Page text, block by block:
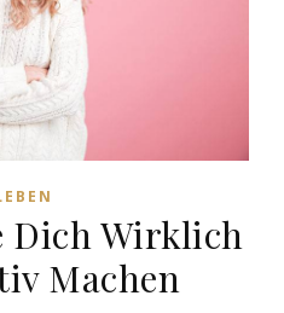
Dich Wirklich
Machen